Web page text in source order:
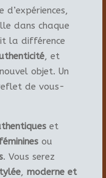
d’expériences,
dans chaque
la différence
, et
objet. Un
de vous-
et
féminines ou
. Vous serez
, moderne et